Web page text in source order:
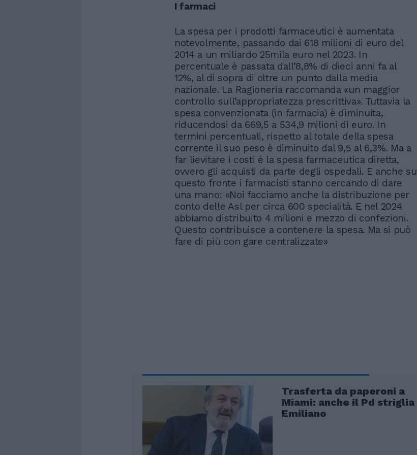
I farmaci
La spesa per i prodotti farmaceutici è aumentata
notevolmente, passando dai 618 milioni di euro del
2014 a un miliardo 25mila euro nel 2023. In
percentuale è passata dall’8,8% di dieci anni fa al
12%, al di sopra di oltre un punto dalla media
nazionale. La Ragioneria raccomanda «un maggior
controllo sull’appropriatezza prescrittiva». Tuttavia la
spesa convenzionata (in farmacia) è diminuita,
riducendosi da 669,5 a 534,9 milioni di euro. In
termini percentuali, rispetto al totale della spesa
corrente il suo peso è diminuito dal 9,5 al 6,3%. Ma a
far lievitare i costi è la spesa farmaceutica diretta,
ovvero gli acquisti da parte degli ospedali. E anche su
questo fronte i farmacisti stanno cercando di dare
una mano: «Noi facciamo anche la distribuzione per
conto delle Asl per circa 600 specialità. E nel 2024
abbiamo distribuito 4 milioni e mezzo di confezioni.
Questo contribuisce a contenere la spesa. Ma si può
fare di più con gare centralizzate»
Trasferta da paperoni a
Miami: anche il Pd striglia
Emiliano